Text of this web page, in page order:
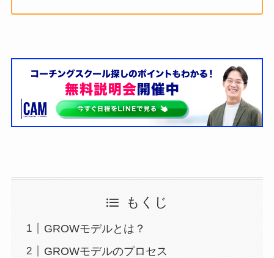
もくじ
GROWモデルとは？
GROWモデルのプロセス